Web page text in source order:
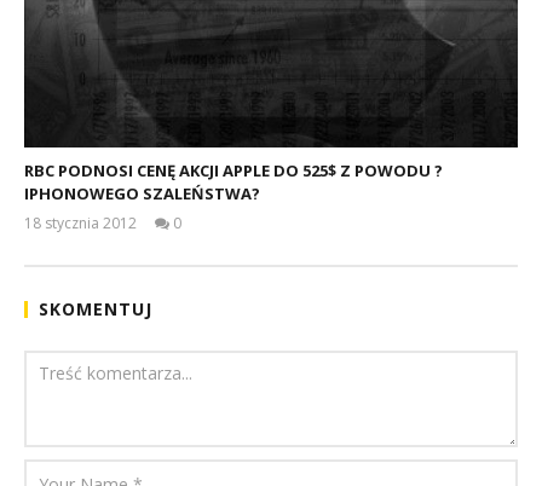
RBC PODNOSI CENĘ AKCJI APPLE DO 525$ Z POWODU ?
IPHONOWEGO SZALEŃSTWA?
18 stycznia 2012
0
SKOMENTUJ